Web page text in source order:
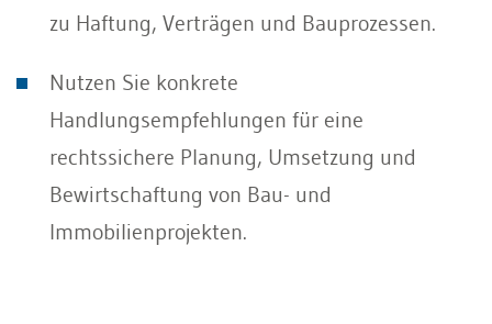
zu Haftung, Verträgen und Bauprozessen.
Nutzen Sie konkrete
Handlungsempfehlungen für eine
rechtssichere Planung, Umsetzung und
Bewirtschaftung von Bau- und
Immobilienprojekten.